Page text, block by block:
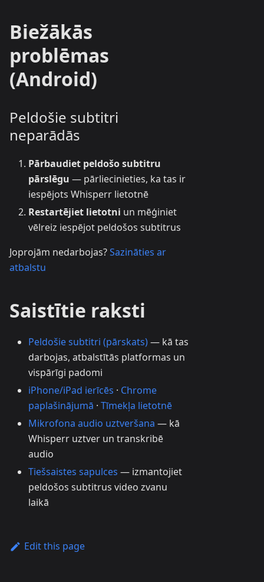
Biežākās
problēmas
(Android)
Peldošie subtitri
neparādās
Pārbaudiet peldošo subtitru
pārslēgu — pārliecinieties, ka tas ir
iespējots Whisperr lietotnē
Restartējiet lietotni un mēģiniet
vēlreiz iespējot peldošos subtitrus
Joprojām nedarbojas?Sazināties ar
atbalstu
Saistītie raksti
Peldošie subtitri (pārskats)— kā tas
darbojas, atbalstītās platformas un
vispārīgi padomi
iPhone/iPad ierīcēs · Chrome
paplašinājumā · Tīmekļa lietotnē
Mikrofona audio uztveršana — kā
Whisperr uztver un transkribē
audio
Tiešsaistes sapulces — izmantojiet
peldošos subtitrus video zvanu
laikā
Edit this page